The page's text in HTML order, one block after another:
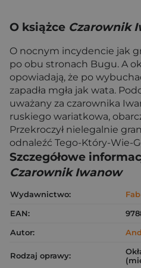
O książce Czarownik
O nocnym incydencie jak
po obu stronach Bugu. A
opowiadają, że po
zapadła mgła jak wata.
uważany za czarownika
ruskiego wariatkowa,
Przekroczył nielegalnie
odnaleźć Tego-Który-Wie-
Szczegółowe
Czarownik Iwanow
Wydawnictwo:
EAN:
Autor:
Rodzaj oprawy: